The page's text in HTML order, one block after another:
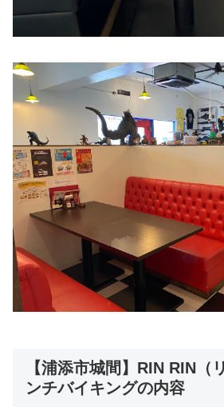
【浦添市城間】RIN RIN
ンチバイキングの内容